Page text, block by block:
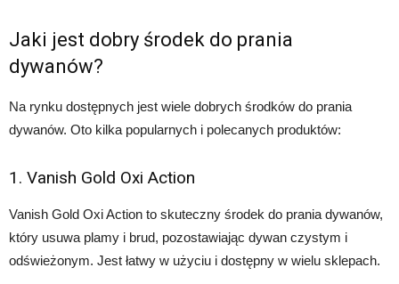
Jaki jest dobry środek do prania
dywanów?
Na rynku dostępnych jest wiele dobrych środków do prania
dywanów. Oto kilka popularnych i polecanych produktów:
1. Vanish Gold Oxi Action
Vanish Gold Oxi Action to skuteczny środek do prania dywanów,
który usuwa plamy i brud, pozostawiając dywan czystym i
odświeżonym. Jest łatwy w użyciu i dostępny w wielu sklepach.